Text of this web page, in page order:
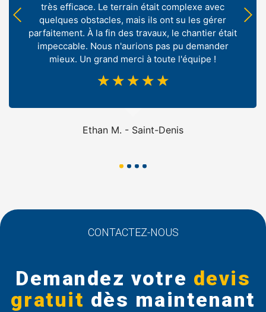
Ethan M. - Saint-Denis
très efficace. Le terrain était complexe avec
quelques obstacles, mais ils ont su les gérer
parfaitement. À la fin des travaux, le chantier était
impeccable. Nous n'aurions pas pu demander
mieux. Un grand merci à toute l'équipe !
☆ ☆ ☆ ☆ ☆
CONTACTEZ-NOUS
Demandez votre devis
gratuit dès maintenant